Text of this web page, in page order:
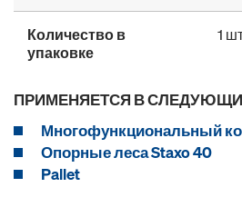
Количество в
упаковке
1
ПРИМЕНЯЕТСЯ В
Многофункциональный
Опорные леса Staxo 40
Pallet